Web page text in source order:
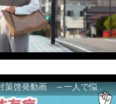
「ギャンブル等依存症対策啓発動画 ～一人で悩まず、家族で悩まず、まず！相談機関へ～」